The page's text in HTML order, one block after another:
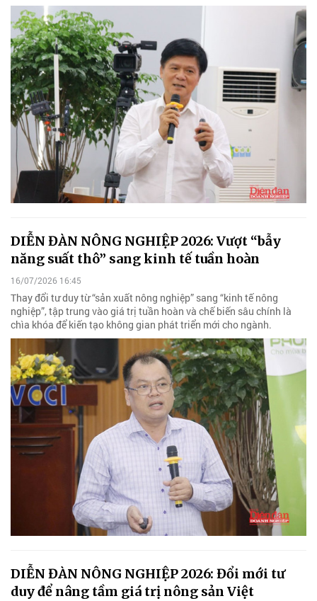
DIỄN ĐÀN NÔNG NGHIỆP 2026: Vượt “bẫy
năng suất thô” sang kinh tế tuần hoàn
16/07/2026 16:45
Thay đổi tư duy từ “sản xuất nông nghiệp” sang “kinh tế nông
nghiệp”, tập trung vào giá trị tuần hoàn và chế biến sâu chính là
chìa khóa để kiến tạo không gian phát triển mới cho ngành.
DIỄN ĐÀN NÔNG NGHIỆP 2026: Đổi mới tư
duy để nâng tầm giá trị nông sản Việt